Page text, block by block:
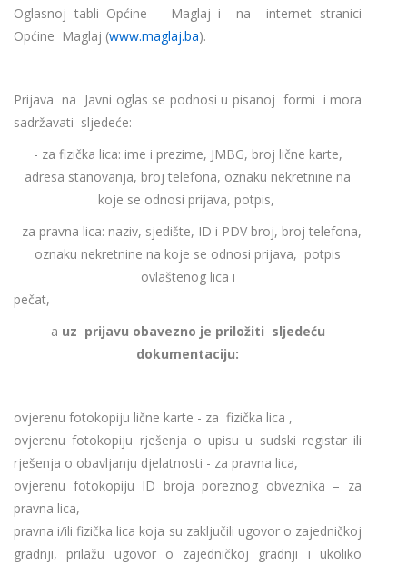
Oglasnoj tabli Općine Maglaj i na internet stranici
Općine Maglaj (www.maglaj.ba).
Prijava na Javni oglas se podnosi u pisanoj formi i mora
sadržavati sljedeće:
- za fizička lica: ime i prezime, JMBG, broj lične karte,
adresa stanovanja, broj telefona, oznaku nekretnine na
koje se odnosi prijava, potpis,
- za pravna lica: naziv, sjedište, ID i PDV broj, broj telefona,
oznaku nekretnine na koje se odnosi prijava, potpis
ovlaštenog lica i
a uz prijavu obavezno je priložiti sljedeću
dokumentaciju:
ovjerenu fotokopiju lične karte - za fizička lica ,
ovjerenu fotokopiju rješenja o upisu u sudski registar ili
rješenja o obavljanju djelatnosti - za pravna lica,
ovjerenu fotokopiju ID broja poreznog obveznika – za
pravna lica,
pravna i/ili fizička lica koja su zaključili ugovor o zajedničkoj
gradnji, prilažu ugovor o zajedničkoj gradnji i ukoliko